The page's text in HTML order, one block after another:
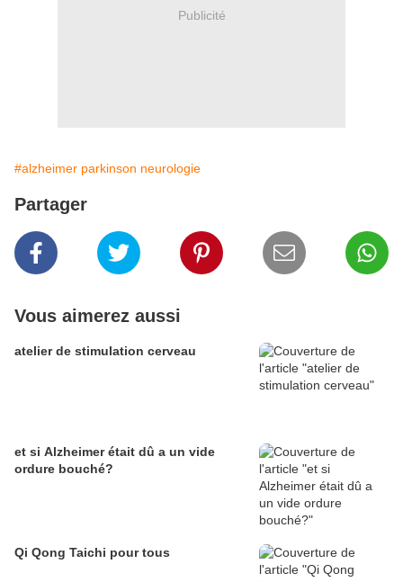
Publicité
#alzheimer parkinson neurologie
Partager
Vous aimerez aussi
atelier de stimulation cerveau
et si Alzheimer était dû a un vide
ordure bouché?
Qi Qong Taichi pour tous